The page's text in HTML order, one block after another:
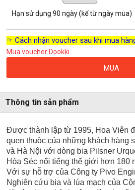
Hạn sử dụng90 ngày (kể từ ngày mua)
☞ Cách nhận voucher sau khi mua
Mua voucher Dookki
MUA
Thông tin sản phẩm
Được thành lập từ 1995, Hoa Viên
quen thuộc của những khách hàng
và Hà Nội với dòng bia Pilsner
Hòa Séc nổi tiếng thế giới hơn 180
Với sự hỗ trợ của Công ty Pivo
Nghiên cứu bia và lúa mạch của